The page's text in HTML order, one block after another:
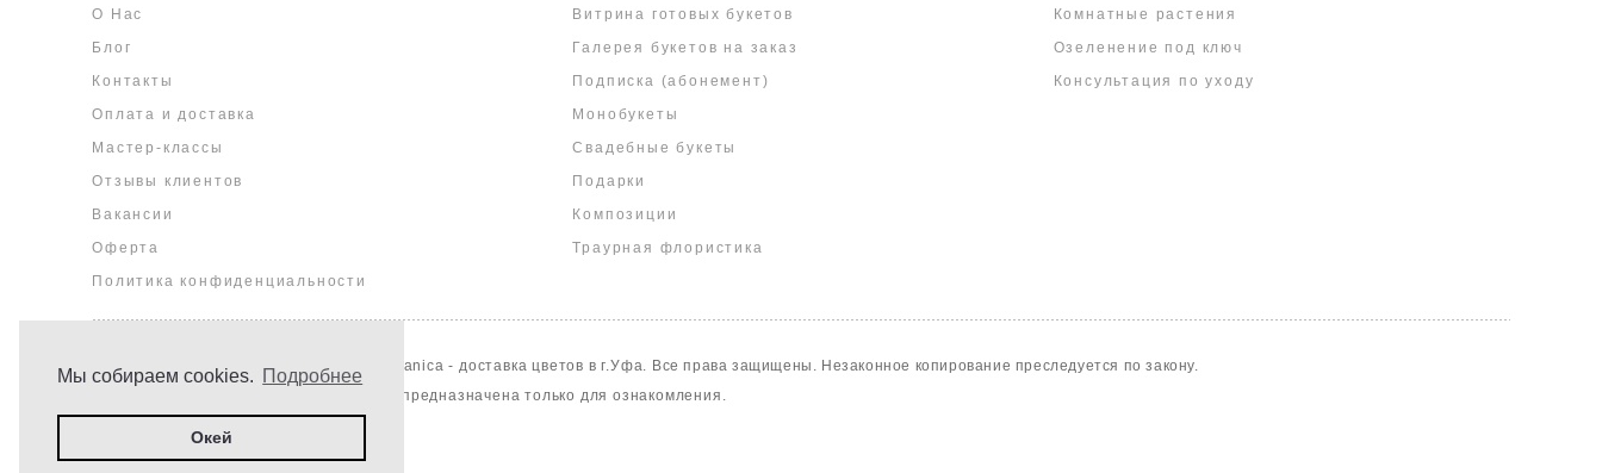
Мы собираем cookies. Подробнее
Окей
О Нас
Блог
Контакты
Оплата и доставка
Мастер-классы
Отзывы клиентов
Вакансии
Оферта
Политика конфиденциальности
Витрина готовых букетов
Галерея букетов на заказ
Подписка (абонемент)
Монобукеты
Свадебные букеты
Подарки
Композиции
Траурная флористика
Комнатные растения
Озеленение под ключ
Консультация по уходу
2013 - 2026 © цветочная мастерская Botanica - доставка цветов в г.Уфа. Все права защищены. Незаконное копирование преследуется по закону.
Информация, опубликованная на сайте предназначена только для ознакомления.